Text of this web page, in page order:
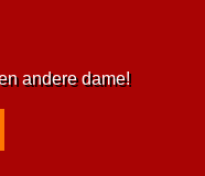
andere dame!